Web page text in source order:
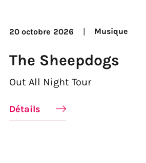
20 octobre 2026 Musique
The Sheepdogs
Out All Night Tour
Détails